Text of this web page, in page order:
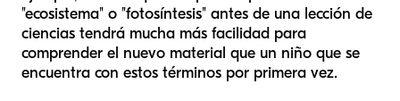
"ecosistema" o "fotosíntesis" antes de una lección de
ciencias tendrá mucha más facilidad para
comprender el nuevo material que un niño que se
encuentra con estos términos por primera vez.